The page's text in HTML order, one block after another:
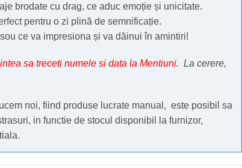
brodate cu drag, ce aduc emoție și unicitate.
pentru o zi plină de semnificație.
ce va impresiona și va dăinui în amintiri!
sa treceti numele si data la Mentiuni. La cerere,
noi, fiind produse lucrate manual, este posibil sa
in functie de stocul disponibil la furnizor,